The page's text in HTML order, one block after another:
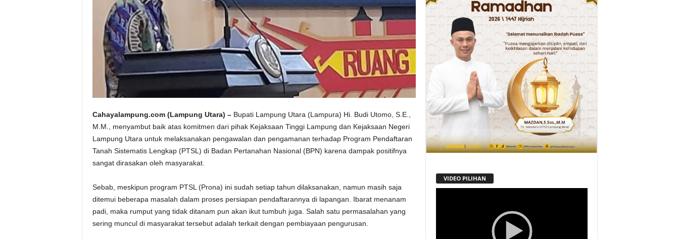
Cahayalampung.com (Lampung Utara) – Bupati Lampung Utara (Lampura) Hi. Budi Utomo, S.E.,
M.M., menyambut baik atas komitmen dari pihak Kejaksaan Tinggi Lampung dan Kejaksaan Negeri
Lampung Utara untuk melaksanakan pengawalan dan pengamanan terhadap Program Pendaftaran
Tanah Sistematis Lengkap (PTSL) di Badan Pertanahan Nasional (BPN) karena dampak positifnya
sangat dirasakan oleh masyarakat.
Sebab, meskipun program PTSL (Prona) ini sudah setiap tahun dilaksanakan, namun masih saja
ditemui beberapa masalah dalam proses persiapan pendaftarannya di lapangan. Ibarat menanam
padi, maka rumput yang tidak ditanam pun akan ikut tumbuh juga. Salah satu permasalahan yang
sering muncul di masyarakat tersebut adalah terkait dengan pembiayaan pengurusan.
VIDEO PILIHAN